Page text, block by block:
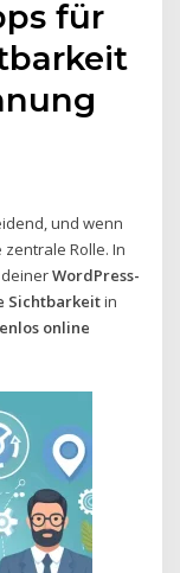
für
und wenn
zentrale Rolle. In
deinerWordPress-
Sichtbarkeitin
online